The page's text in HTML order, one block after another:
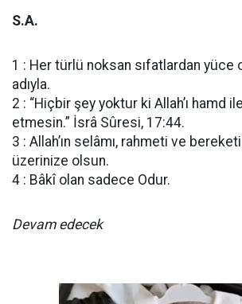
S.A.
1 : Her türlü noksan sıfatlardan yüce
adıyla.
2 : “Hiçbir şey yoktur ki Allah’ı hamd
etmesin.” İsrâ Sûresi, 17:44.
3 : Allah’ın selâmı, rahmeti ve
üzerinize olsun.
4 : Bâkî olan sadece Odur.
Devam edecek